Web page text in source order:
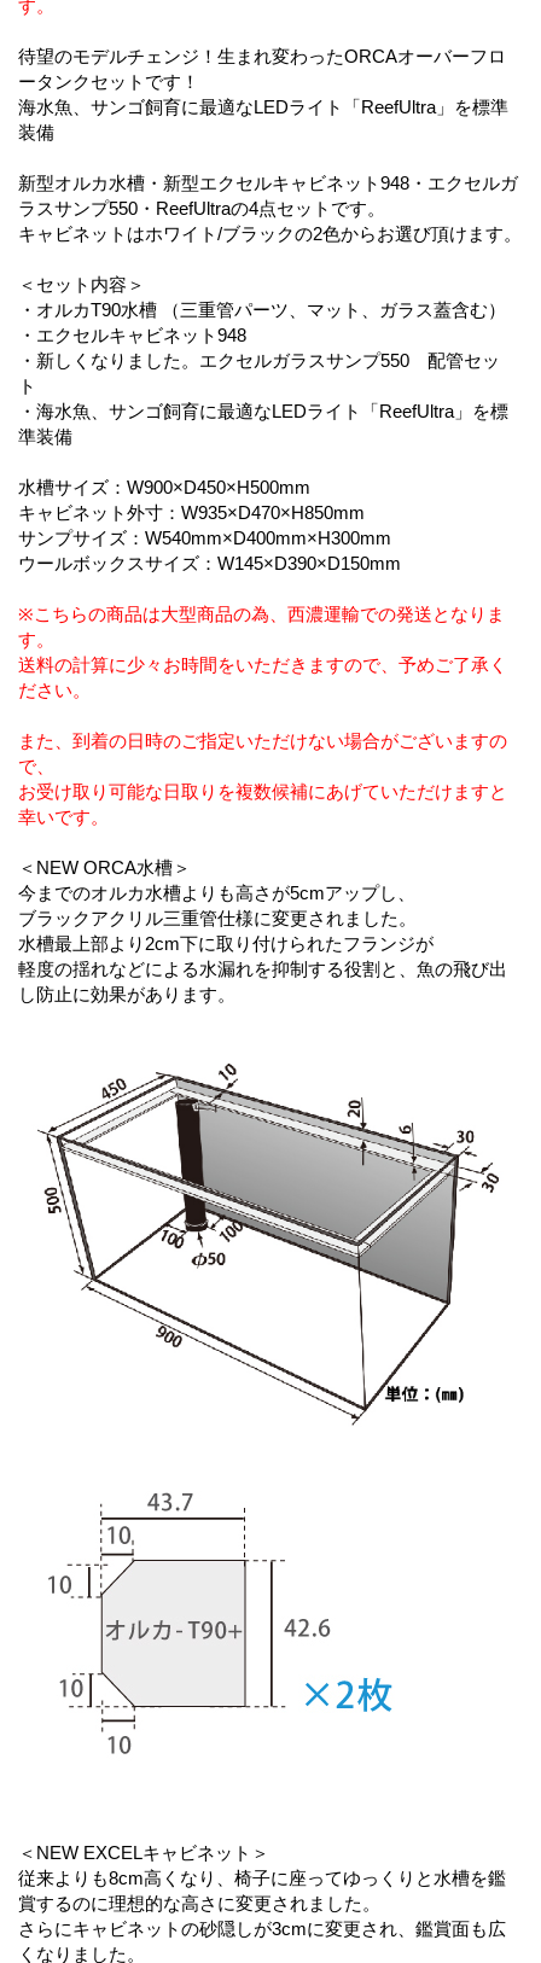
す。
待望のモデルチェンジ！生まれ変わったORCAオーバーフロ
ータンクセットです！
海水魚、サンゴ飼育に最適なLEDライト「ReefUltra」を標準
装備
新型オルカ水槽・新型エクセルキャビネット948・エクセルガ
ラスサンプ550・ReefUltraの4点セットです。
キャビネットはホワイト/ブラックの2色からお選び頂けます。
＜セット内容＞
・オルカT90水槽 （三重管パーツ、マット、ガラス蓋含む）
・エクセルキャビネット948
・新しくなりました。エクセルガラスサンプ550 配管セッ
ト
・海水魚、サンゴ飼育に最適なLEDライト「ReefUltra」を標
準装備
水槽サイズ：W900×D450×H500mm
キャビネット外寸：W935×D470×H850mm
サンプサイズ：W540mm×D400mm×H300mm
ウールボックスサイズ：W145×D390×D150mm
※こちらの商品は大型商品の為、西濃運輸での発送となりま
す。
送料の計算に少々お時間をいただきますので、予めご了承く
ださい。
また、到着の日時のご指定いただけない場合がございますの
で、
お受け取り可能な日取りを複数候補にあげていただけますと
幸いです。
＜NEW ORCA水槽＞
今までのオルカ水槽よりも高さが5cmアップし、
ブラックアクリル三重管仕様に変更されました。
水槽最上部より2cm下に取り付けられたフランジが
軽度の揺れなどによる水漏れを抑制する役割と、魚の飛び出
し防止に効果があります。
＜NEW EXCELキャビネット＞
従来よりも8cm高くなり、椅子に座ってゆっくりと水槽を鑑
賞するのに理想的な高さに変更されました。
さらにキャビネットの砂隠しが3cmに変更され、鑑賞面も広
くなりました。